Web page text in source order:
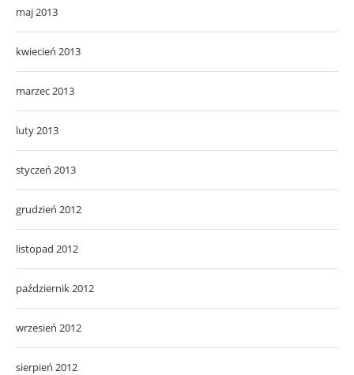
maj 2013
kwiecień 2013
marzec 2013
luty 2013
styczeń 2013
grudzień 2012
listopad 2012
październik 2012
wrzesień 2012
sierpień 2012